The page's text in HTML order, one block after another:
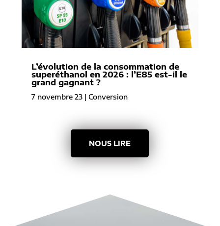
L’évolution de la consommation de
superéthanol en 2026 : l’E85 est-il le
grand gagnant ?
7 novembre 23| Conversion
NOUS LIRE